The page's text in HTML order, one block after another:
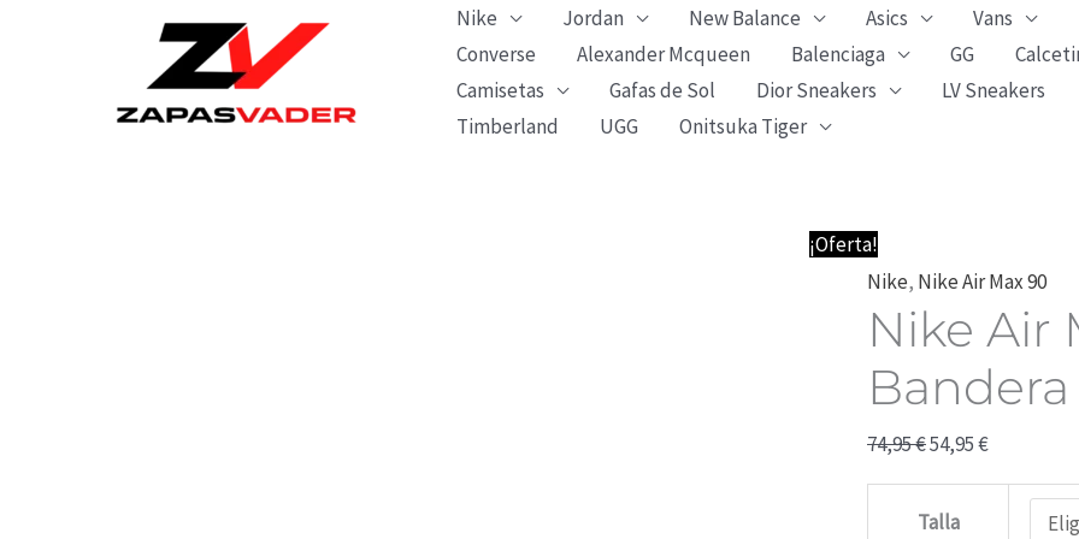
Nike Jordan New Balance Asics
Vans
Converse
Alexander Mcqueen Balenciaga GG
Camisetas
Gafas de Sol Dior Sneakers
LV Sneakers
Timberland
UGG Onitsuka Tiger
¡Oferta!
Nike, Nike Air Max 90
Nike Air
Bandera
74,95€
precio
original
era:
74,95 €.
54,95€
precio
actual
es:
54,95 €.
Talla
Air
Max
Blancas